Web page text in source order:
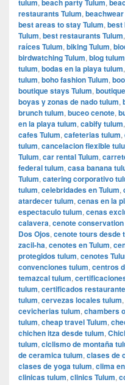
tulum beach party Tulum
restaurants Tulum, beachwear
best areas to stay Tulum, best
Tulum, best restaurants Tulum,
raíces Tulum, biking Tulum,
birdwatching Tulum, blog tulum
tulum, bodas en la playa tulum,
tulum, boho fashion Tulum,
boutique stays Tulum,
boyas y zonas de nado tulum,
brunch tulum, buceo cenote,
en la playa tulum, cabify tulum,
cafes Tulum, cafeterias tulum,
tulum, cancelacion flexible
Tulum, car rental Tulum,
federal tulum, casa banana
Tulum, catering corporativo
tulum, celebridades en Tulum,
atardecer tulum, cenas en la
espectaculo tulum, cenas
calavera, cenote conservation
Dos Ojos, cenote tours desde
zacil-ha, cenotes en Tulum,
protegidos tulum, cenotes
convenciones tulum, centros
temazcal tulum,
tulum, certificados
tulum, cervezas locales tulum,
cevicherias tulum, chambers
tulum, cheap travel Tulum,
chichen itza desde tulum,
tulum, ciclismo de montaña
de ceramica tulum, clases de
clases de yoga tulum, clima
clinicas tulum, clinics Tulum,